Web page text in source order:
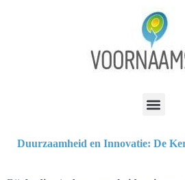
Duurzaamheid en Innovatie: De